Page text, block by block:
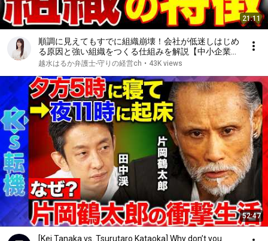
21:11
順調に見えてもすでに組織崩壊！会社が低迷しはじめ
る原因と強い組織をつくる仕組みを解説【中小企業/
ガバナンス】
越水はるか弁護士-守りの経営ch • 43K views
52:47
[Kei Tanaka vs. Tsurutaro Kataoka] Why don’t you